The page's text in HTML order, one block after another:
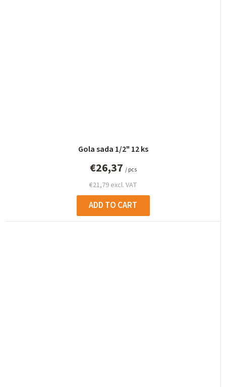
Gola sada 1/2" 12 ks
€21,79 excl. VAT
€26,37 / pcs
ADD TO CART